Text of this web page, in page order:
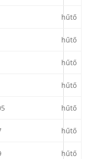
hűtő
hűtő
hűtő
hűtő
hűtő
hűtő
hűtő